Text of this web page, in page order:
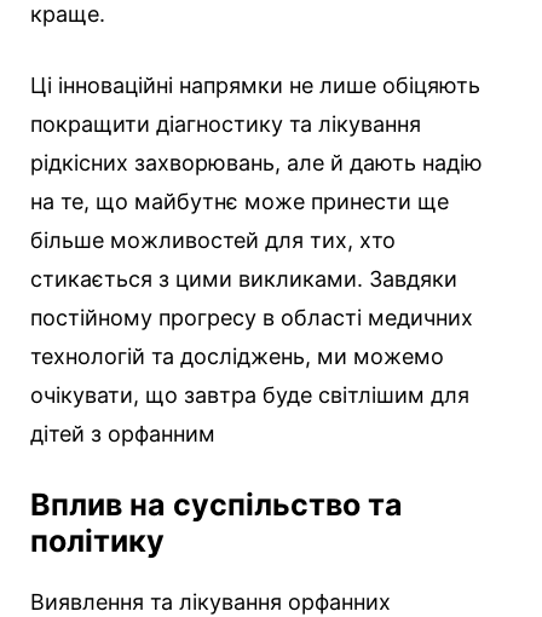
краще.
Ці інноваційні напрямки не лише обіцяють
покращити діагностику та лікування
рідкісних захворювань, але й дають надію
на те, що майбутнє може принести ще
більше можливостей для тих, хто
стикається з цими викликами. Завдяки
постійному прогресу в області медичних
технологій та досліджень, ми можемо
очікувати, що завтра буде світлішим для
дітей з орфанним
Вплив на суспільство та
політику
Виявлення та лікування орфанних